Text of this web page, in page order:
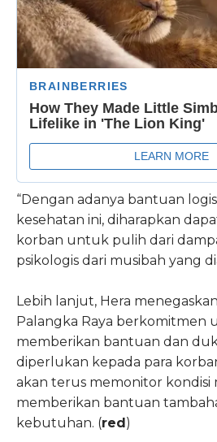
“Dengan adanya bantuan
kesehatan ini, diharapkan
korban untuk pulih dari
psikologis dari musibah yang
Lebih lanjut, Hera
Palangka Raya berkomitmen
memberikan bantuan dan
diperlukan kepada para
akan terus memonitor kondisi
memberikan bantuan
kebutuhan. (red)